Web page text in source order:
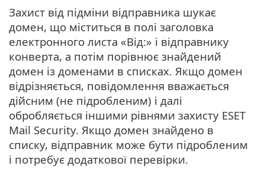
Захист від підміни відправника шукає
домен, що міститься в полі заголовка
електронного листа «Від:» і відправнику
конверта, а потім порівнює знайдений
домен із доменами в списках. Якщо домен
відрізняється, повідомлення вважається
дійсним (не підробленим) і далі
обробляється іншими рівнями захисту ESET
Mail Security. Якщо домен знайдено в
списку, відправник може бути підробленим
і потребує додаткової перевірки.